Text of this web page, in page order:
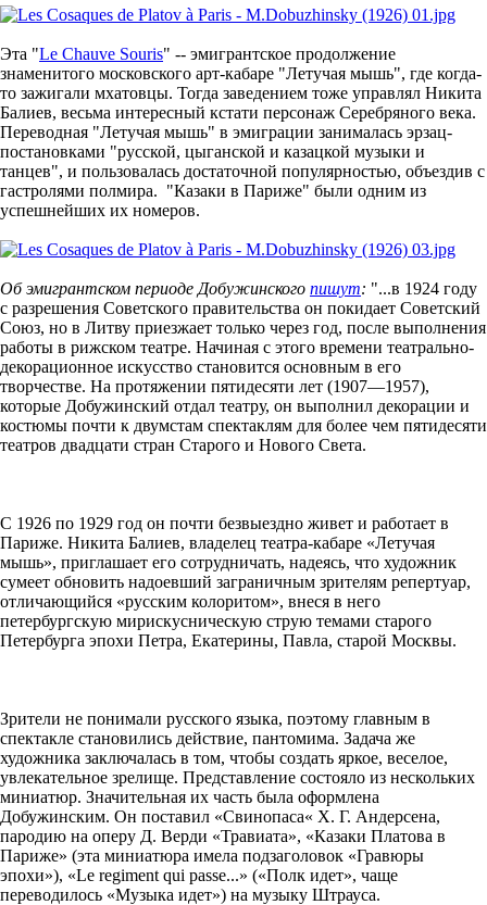
Эта "Le Chauve Souris" -- эмигрантское продолжение
знаменитого московского арт-кабаре "Летучая мышь", где когда-
то зажигали мхатовцы. Тогда заведением тоже управлял Никита
Балиев, весьма интересный кстати персонаж Серебряного века.
Переводная "Летучая мышь" в эмиграции занималась эрзац-
постановками "русской, цыганской и казацкой музыки и
танцев", и пользовалась достаточной популярностью, объездив с
гастролями полмира. "Казаки в Париже" были одним из
успешнейших их номеров.
Об эмигрантском периоде Добужинского пишут: "...в 1924 году
с разрешения Советского правительства он покидает Советский
Союз, но в Литву приезжает только через год, после выполнения
работы в рижском театре. Начиная с этого времени театрально-
декорационное искусство становится основным в его
творчестве. На протяжении пятидесяти лет (1907—1957),
которые Добужинский отдал театру, он выполнил декорации и
костюмы почти к двумстам спектаклям для более чем пятидесяти
театров двадцати стран Старого и Нового Света.
С 1926 по 1929 год он почти безвыездно живет и работает в
Париже. Никита Балиев, владелец театра-кабаре «Летучая
мышь», приглашает его сотрудничать, надеясь, что художник
сумеет обновить надоевший заграничным зрителям репертуар,
отличающийся «русским колоритом», внеся в него
петербургскую мирискусническую струю темами старого
Петербурга эпохи Петра, Екатерины, Павла, старой Москвы.
Зрители не понимали русского языка, поэтому главным в
спектакле становились действие, пантомима. Задача же
художника заключалась в том, чтобы создать яркое, веселое,
увлекательное зрелище. Представление состояло из нескольких
миниатюр. Значительная их часть была оформлена
Добужинским. Он поставил «Свинопаса« X. Г. Андерсена,
пародию на оперу Д. Верди «Травиата», «Казаки Платова в
Париже» (эта миниатюра имела подзаголовок «Гравюры
эпохи»), «Le regiment qui passe...» («Полк идет», чаще
переводилось «Музыка идет») на музыку Штрауса.